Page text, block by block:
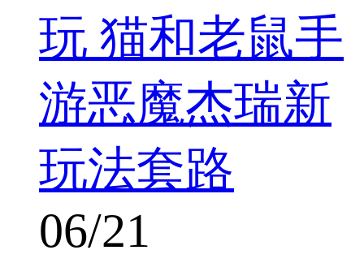
玩 猫和老鼠手
游恶魔杰瑞新
玩法套路
06/21